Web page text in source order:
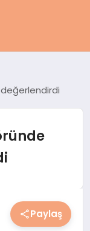
değerlendirdi
Paylaş